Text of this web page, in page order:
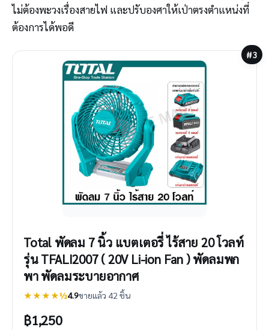
ไม่ต้องพะวงเรื่องสายไฟ และปรับองศาให้เป่าตรงตำแหน่งที่
ต้องการได้พอดี
#3
Total พัดลม 7 นิ้ว แบตเตอรี่ ไร้สาย 20 โวลท์
รุ่น TFALI2007 ( 20V Li-ion Fan ) พัดลมพก
พา พัดลมระบายอากาศ
★★★★½4.9ขายแล้ว 42 ชิ้น
฿1,250